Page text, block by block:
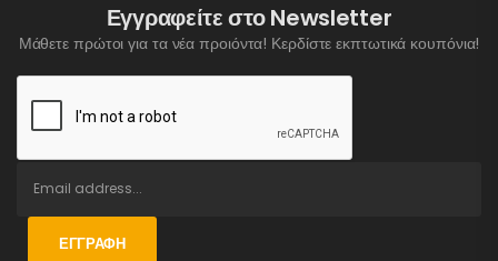
Εγγραφείτε στο Newsletter
Μάθετε πρώτοι για τα νέα προιόντα! Κερδίστε εκπτωτικά κουπόνια!
ΕΓΓΡΑΦΉ